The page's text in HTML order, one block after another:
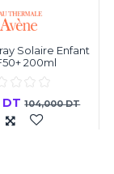
Solaire Enfant
200ml
DT104,000 DT